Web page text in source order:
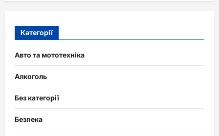
Категорії
Авто та мототехніка
Алкоголь
Без категорії
Безпека